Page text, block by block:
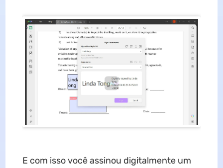
E com isso você assinou digitalmente um